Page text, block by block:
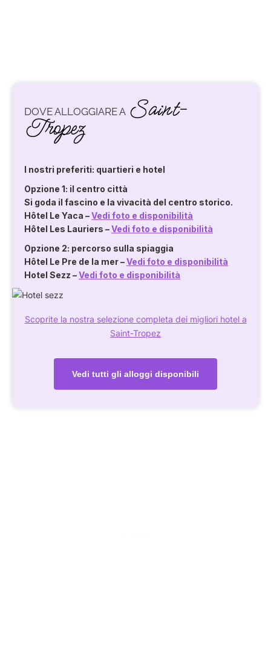
DOVE ALLOGGIARE A Saint-
Tropez
I nostri preferiti: quartieri e hotel
Opzione 1: il centro città
Si goda il fascino e la vivacità del centro storico.
Hôtel Le Yaca –Vedi foto e disponibilità
Hôtel Les Lauriers –Vedi foto e disponibilità
Opzione 2: percorso sulla spiaggia
Hôtel Le Pre de la mer–Vedi foto e disponibilità
Hotel Sezz –Vedi foto e disponibilità
Scoprite la nostra selezione completa dei migliori hotel a
Saint-Tropez
Vedi tutti gli alloggi disponibili